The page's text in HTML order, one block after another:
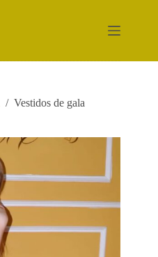
/ Vestidos de gala